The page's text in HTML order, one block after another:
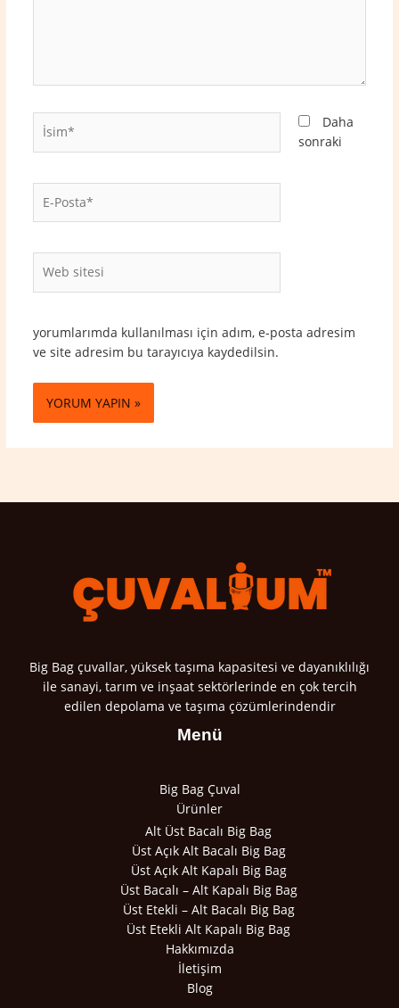
İsim*
Posta*
sitesi
Daha
sonraki
yorumlarımda kullanılması için adım, e-posta adresim
ve site adresim bu tarayıcıya kaydedilsin.
Big Bag çuvallar, yüksek taşıma kapasitesi ve dayanıklılığı
ile sanayi, tarım ve inşaat sektörlerinde en çok tercih
edilen depolama ve taşıma çözümlerindendir
Menü
Big Bag Çuval
Ürünler
Alt Üst Bacalı Big Bag
Üst Açık Alt Bacalı Big Bag
Üst Açık Alt Kapalı Big Bag
Üst Bacalı – Alt Kapalı Big Bag
Üst Etekli – Alt Bacalı Big Bag
Üst Etekli Alt Kapalı Big Bag
Hakkımızda
İletişim
Blog